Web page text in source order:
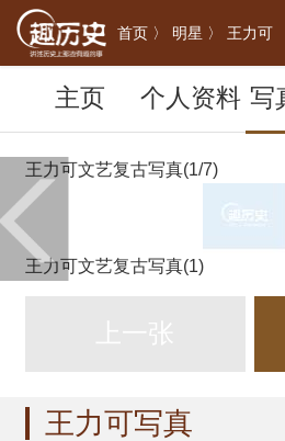
首页 〉 明星 〉 王力可
主页 个人资料 写
王力可文艺复古写真(1/7)
王力可文艺复古写真(1)
王力可写真